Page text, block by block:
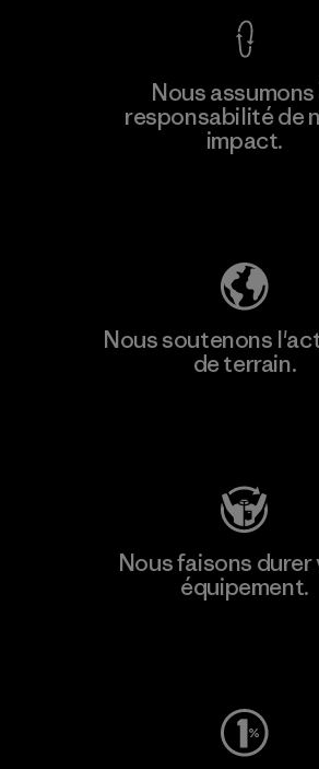
Nous
responsabilité de
impact.
Nous soutenons
de terrain.
Nous faisons
équipement.